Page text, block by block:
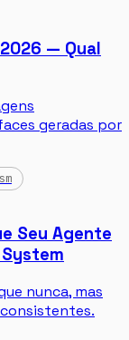
— Qual
geradas por
Seu Agente
nunca, mas